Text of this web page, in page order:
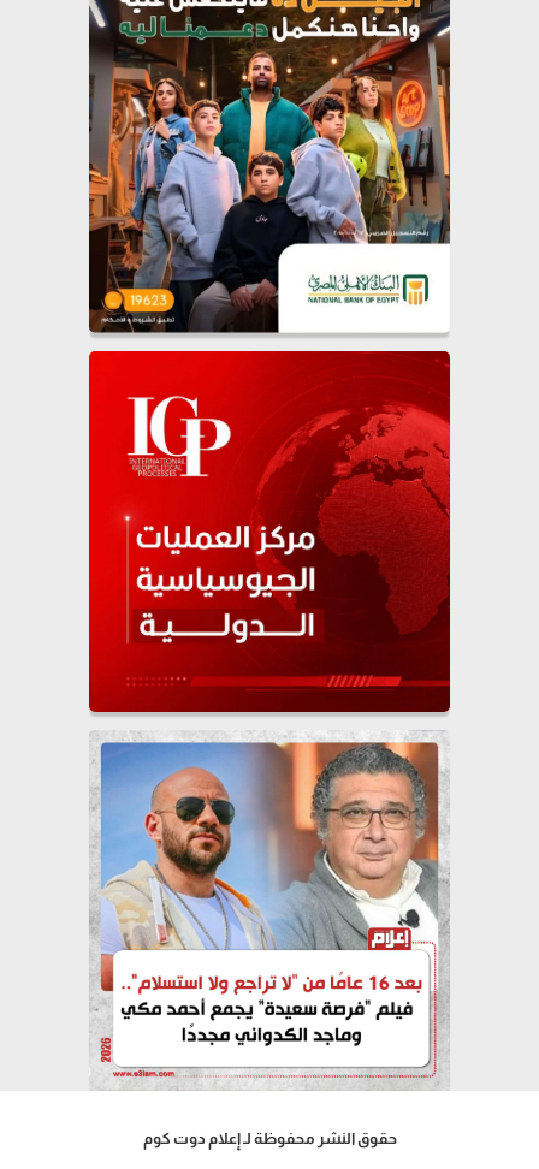
حقوق النشر محفوظة لـ إعلام دوت كوم